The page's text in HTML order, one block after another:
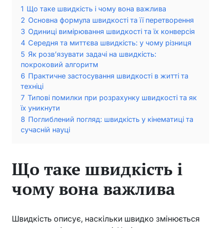
1 Що таке швидкість і чому вона важлива
2 Основна формула швидкості та її перетворення
3 Одиниці вимірювання швидкості та їх конверсія
4 Середня та миттєва швидкість: у чому різниця
5 Як розв’язувати задачі на швидкість:
покроковий алгоритм
6 Практичне застосування швидкості в житті та
техніці
7 Типові помилки при розрахунку швидкості та як
їх уникнути
8 Поглиблений погляд: швидкість у кінематиці та
сучасній науці
Що таке швидкість і
чому вона важлива
Швидкість описує, наскільки швидко змінюється